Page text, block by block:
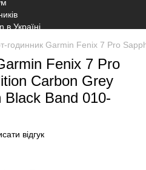
годинник Garmin Fenix 7 Pro
Fenix 7 Pro
Carbon Grey
Black Band 010-
відгук